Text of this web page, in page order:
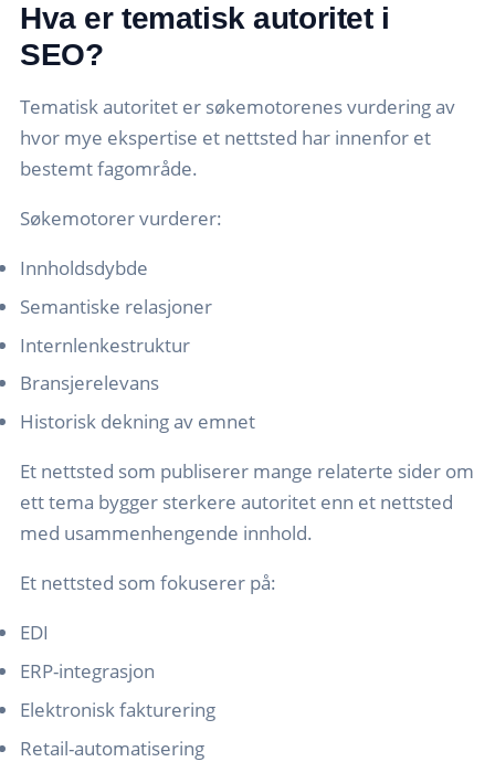
Hva er tematisk autoritet i
SEO?
Tematisk autoritet er søkemotorenes vurdering av
hvor mye ekspertise et nettsted har innenfor et
bestemt fagområde.
Søkemotorer vurderer:
Innholdsdybde
Semantiske relasjoner
Internlenkestruktur
Bransjerelevans
Historisk dekning av emnet
Et nettsted som publiserer mange relaterte sider om
ett tema bygger sterkere autoritet enn et nettsted
med usammenhengende innhold.
Et nettsted som fokuserer på:
EDI
ERP-integrasjon
Elektronisk fakturering
Retail-automatisering